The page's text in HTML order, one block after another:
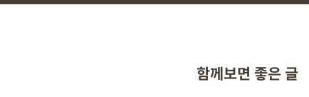
함께보면 좋은 글